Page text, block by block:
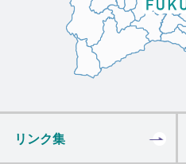
リンク集